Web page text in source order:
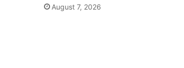
August 7, 2026